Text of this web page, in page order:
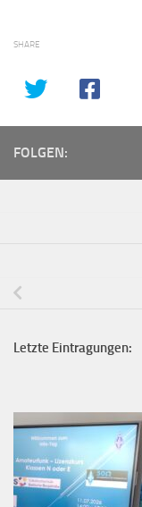
SHARE
FOLGEN:
Letzte Eintragungen: